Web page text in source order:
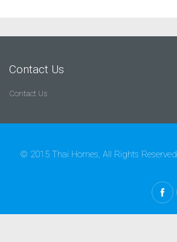
Contact Us
Contact Us
© 2015 Thai Homes, All Rights Reserved